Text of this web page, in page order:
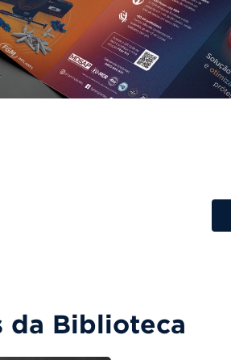
da Biblioteca